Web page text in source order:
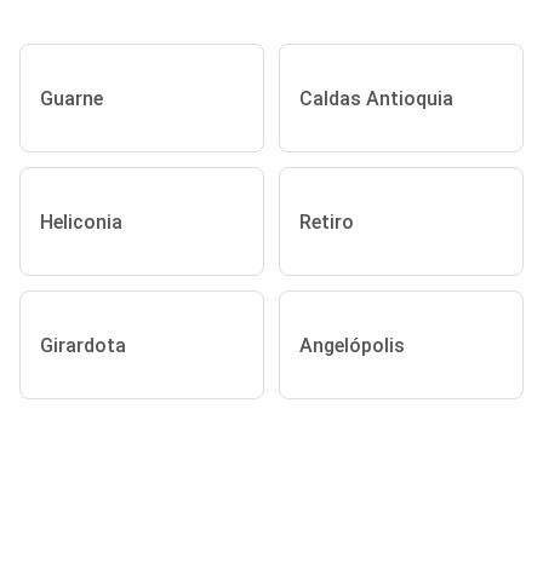
Guarne Caldas Antioquia
Heliconia Retiro
Girardota Angelópolis